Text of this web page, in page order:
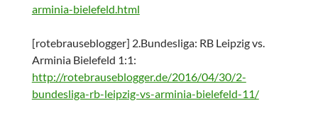
arminia-bielefeld.html
[rotebrauseblogger] 2.Bundesliga: RB Leipzig vs.
Arminia Bielefeld 1:1:
http://rotebrauseblogger.de/2016/04/30/2-
bundesliga-rb-leipzig-vs-arminia-bielefeld-11/